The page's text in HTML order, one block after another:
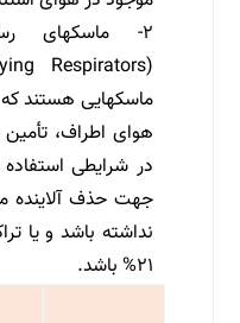
۲- ماسکهای
ماسکهایی هستند که
هوای اطراف، تأمین
در شرایطی
جهت حذف آلاینده
نداشته باشد و یا
۲۱% باشد.